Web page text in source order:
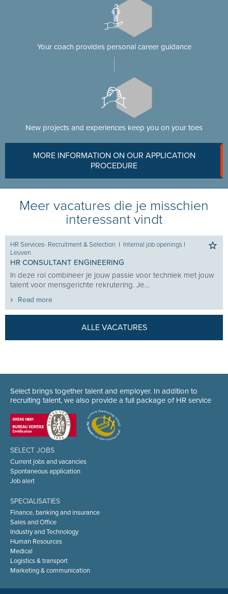
Your coach provides personal career guidance
New projects and experiences keep you on your toes
MORE INFORMATION ON OUR APPLICATION
PROCEDURE
Meer vacatures die je misschien
interessant vindt
HR Services- Recruitment & Selection I Internal job openings I
Leuven
HR CONSULTANT ENGINEERING
In deze rol combineer je jouw passie voor techniek met jouw
talent voor mensgerichte rekrutering. Je...
Read more
ALLE VACATURES
Select brings together talent and employer. In addition to
recruiting talent, we also provide a full package of HR service
SELECT JOBS
Current jobs and vacancies
Spontaneous application
Job alert
SPECIALISATIES
Finance, banking and insurance
Sales and Office
Industry and Technology
Human Resources
Medical
Logistics & transport
Marketing & communication